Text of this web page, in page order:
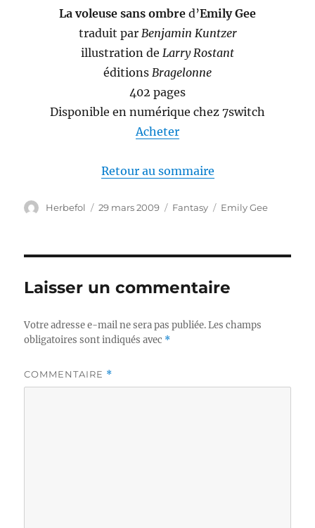
La voleuse sans ombre d’Emily Gee
traduit par Benjamin Kuntzer
illustration de Larry Rostant
éditions Bragelonne
402 pages
Disponible en numérique chez 7switch
Acheter
Retour au sommaire
Auteur
Herbefol
Publié
29 mars 2009 Catégories
Fantasy Étiquettes
Emily Gee
Laisser un commentaire
Votre adresse e-mail ne sera pas publiée. Les champs
obligatoires sont indiqués avec *
COMMENTAIRE *